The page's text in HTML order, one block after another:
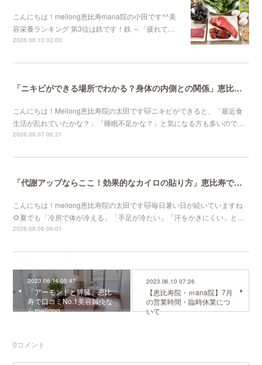
こんにちは！meilong恵比寿mana院の小田です^^美
容栄養ランキング 第3位は鉄です！鉄 ～「疲れて…
2026.08.10 02:00
「ニキビができる場所でわかる？身体の内側との関係」恵比寿で口コミNo 1美容鍼灸ならmeilong
こんにちは！Meilong恵比寿院の太田です🐱ニキビができると、「最近食
生活が乱れていたかな？」「睡眠不足かな？」と気になる方も多いので…
2026.08.07 06:21
「代謝アップならここ！効果的なカイロの貼り方」恵比寿で口コミNo 1美容鍼灸ならmeilong
こんにちは！meilong恵比寿院の太田です🐱毎日暑い日が続いていますね
🌻夏でも「冷房で体が冷える」「手足が冷たい」「汗をかきにくい」と…
2026.08.06 06:01
2023.06.14 05:47
「アーモンドと膵臓」恵比
寿で口コミNo.1美容鍼灸な
らmeilong
2023.06.10 07:26
【恵比寿院・ｍana院】7月
の営業時間・臨時休業につ
いて
0コメント